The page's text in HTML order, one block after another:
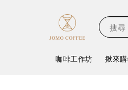
搜尋
咖啡工作坊 揪來